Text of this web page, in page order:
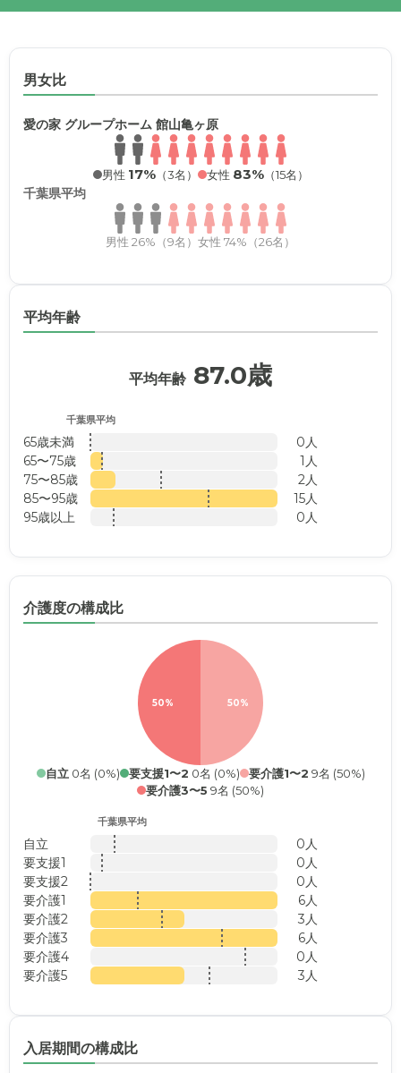
男女比
愛の家 グループホーム 館山亀ヶ原
男性 17%（3名） 女性 83%（15名）
千葉県平均
男性 26%（9名） 女性 74%（26名）
平均年齢
平均年齢 87.0歳
千葉県平均
65歳未満
0人
65〜75歳
1人
75〜85歳
2人
85〜95歳
15人
95歳以上
0人
介護度の構成比
50%
50%
自立0名 (0%) 要支援1〜2 0名 (0%) 要介護1〜2 9名 (50%)
要介護3〜5 9名 (50%)
千葉県平均
自立
0人
要支援1
0人
要支援2
0人
要介護1
6人
要介護2
3人
要介護3
6人
要介護4
0人
要介護5
3人
入居期間の構成比